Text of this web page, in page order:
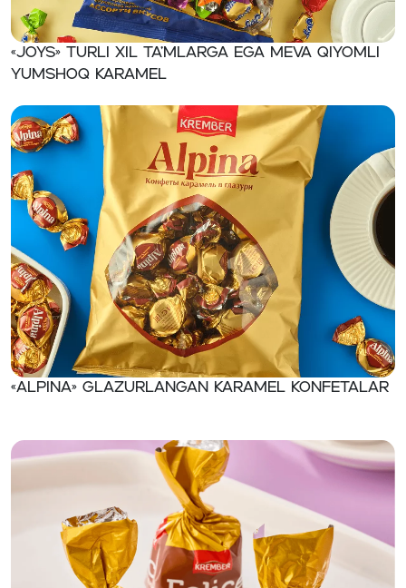
«JOYS» Turli xil ta’mlarga ega meva qiyomli
yumshoq karamel
«ALPINA» Glazurlangan karamel konfetalar